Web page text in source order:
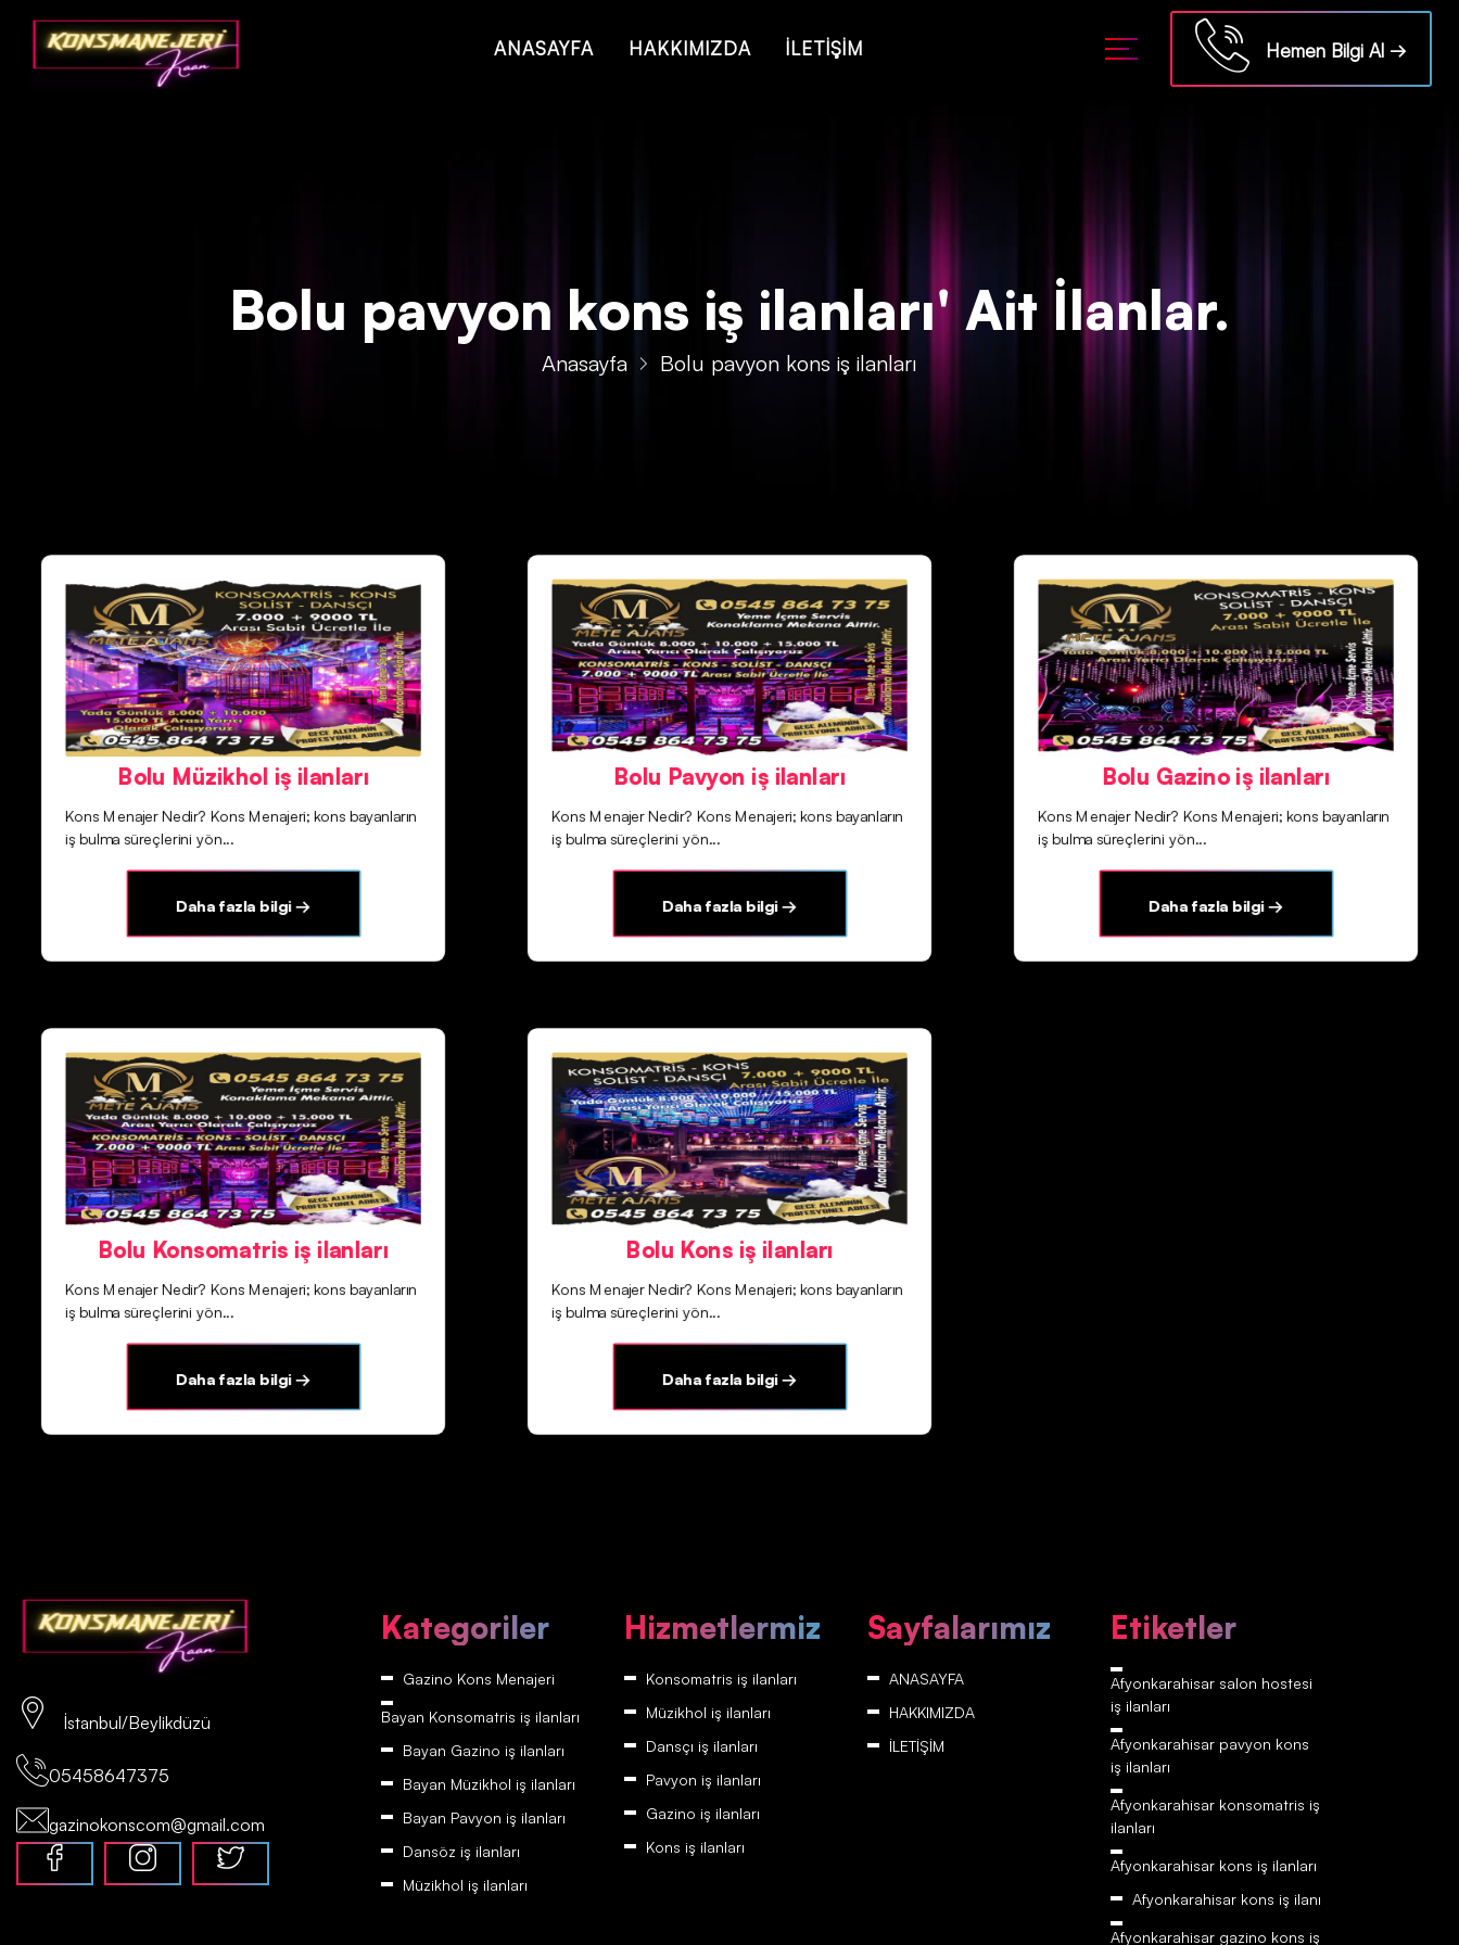
Deprecated: json_decode(): Passing null to parameter #1 ($json) of type string is deprecated in/home/konsmenajericom/public_html/api/kontrol/etiket.php on line18
ANASAYFA HAKKIMIZDA İLETİŞİM Hemen Bilgi Al →
Bolu pavyon kons iş ilanları' Ait İlanlar.
Anasayfa Bolu pavyon kons iş ilanları
Bolu Müzikhol iş ilanları
Kons Menajer Nedir? Kons Menajeri; kons bayanların
iş bulma süreçlerini yön...
Daha fazla bilgi →
Bolu Pavyon iş ilanları
Kons Menajer Nedir? Kons Menajeri; kons bayanların
iş bulma süreçlerini yön...
Daha fazla bilgi →
Bolu Gazino iş ilanları
Kons Menajer Nedir? Kons Menajeri; kons bayanların
iş bulma süreçlerini yön...
Daha fazla bilgi →
Bolu Konsomatris iş ilanları
Kons Menajer Nedir? Kons Menajeri; kons bayanların
iş bulma süreçlerini yön...
Daha fazla bilgi →
Bolu Kons iş ilanları
Kons Menajer Nedir? Kons Menajeri; kons bayanların
iş bulma süreçlerini yön...
Daha fazla bilgi →
İstanbul/Beylikdüzü
05458647375
gazinokonscom@gmail.com
Kategoriler
Gazino Kons Menajeri
Bayan Konsomatris iş ilanları
Bayan Gazino iş ilanları
Bayan Müzikhol iş ilanları
Bayan Pavyon iş ilanları
Dansöz iş ilanları
Müzikhol iş ilanları
Hizmetlermiz
Konsomatris iş ilanları
Müzikhol iş ilanları
Dansçı iş ilanları
Pavyon iş ilanları
Gazino iş ilanları
Kons iş ilanları
Sayfalarımız
ANASAYFA
HAKKIMIZDA
İLETİŞİM
Etiketler
Afyonkarahisar‎‎‎‎ salon hostesi
iş ilanları
Afyonkarahisar‎‎‎‎ pavyon kons
iş ilanları
Afyonkarahisar‎‎‎‎ konsomatris iş
ilanları
Afyonkarahisar‎‎‎‎ kons iş ilanları
Afyonkarahisar‎‎‎‎ kons iş ilanı
Afyonkarahisar‎‎‎‎ gazino kons iş